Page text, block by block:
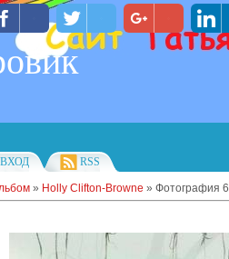
ВХОД RSS
» Holly Clifton-Browne » Фотография 6